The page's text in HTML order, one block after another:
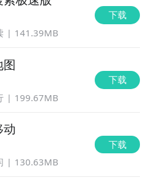
141.39MB
下载
199.67MB
下载
动
130.63MB
下载